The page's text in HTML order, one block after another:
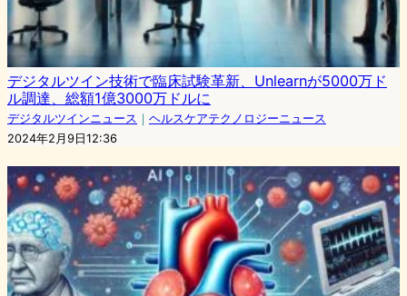
デジタルツイン技術で臨床試験革新、Unlearnが5000万ド
ル調達、総額1億3000万ドルに
デジタルツインニュース ｜ ヘルスケアテクノロジーニュース
2024年2月9日12:36